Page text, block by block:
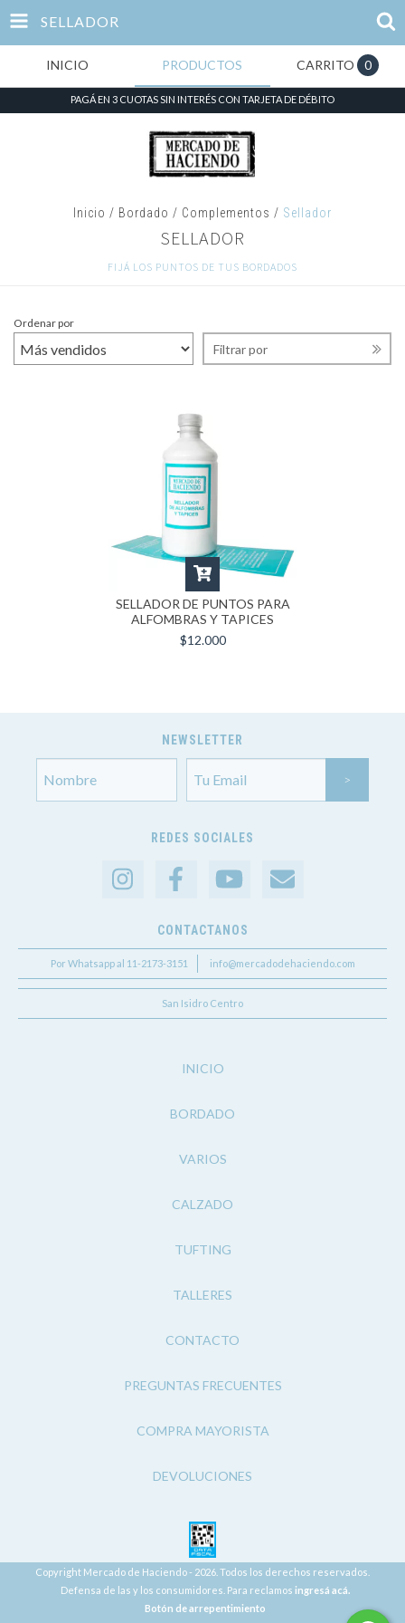
SELLADOR
INICIO PRODUCTOS CARRITO 0
PAGÁ EN 3 CUOTAS SIN INTERÉS CON TARJETA DE DÉBITO
Inicio / Bordado / Complementos / Sellador
SELLADOR
FIJÁ LOS PUNTOS DE TUS BORDADOS
Ordenar por
Filtrar por
SELLADOR DE PUNTOS PARA
ALFOMBRAS Y TAPICES
$12.000
NEWSLETTER
REDES SOCIALES
CONTACTANOS
Por Whatsapp al 11-2173-3151 info@mercadodehaciendo.com
San Isidro Centro
INICIO
BORDADO
VARIOS
CALZADO
TUFTING
TALLERES
CONTACTO
PREGUNTAS FRECUENTES
COMPRA MAYORISTA
DEVOLUCIONES
Copyright Mercado de Haciendo - 2026. Todos los derechos reservados.
Defensa de las y los consumidores. Para reclamos ingresá acá.
Botón de arrepentimiento